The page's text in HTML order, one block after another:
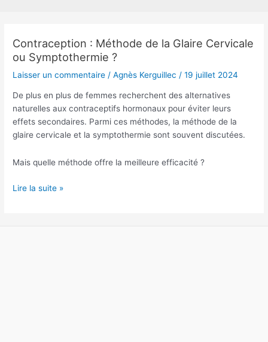
Contraception : Méthode de la Glaire Cervicale
ou Symptothermie ?
Laisser un commentaire /Agnès Kerguillec /19 juillet 2024
De plus en plus de femmes recherchent des alternatives
naturelles aux contraceptifs hormonaux pour éviter leurs
effets secondaires. Parmi ces méthodes, la méthode de la
glaire cervicale et la symptothermie sont souvent discutées.
Mais quelle méthode offre la meilleure efficacité ?
Contraception
:
la
Glaire
Cervicale
ou
?
Lire la suite »